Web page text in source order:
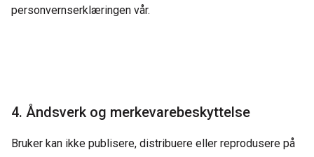
personvernserklæringen vår.
4. Åndsverk og merkevarebeskyttelse
Bruker kan ikke publisere, distribuere eller reprodusere på